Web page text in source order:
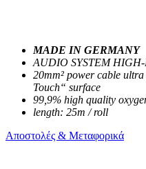
MADE IN GERMANY
AUDIO SYSTEM
20mm² power cable
Touch“ surface
99,9% high quality
length: 25m / roll
Αποστολές & Μεταφορικά